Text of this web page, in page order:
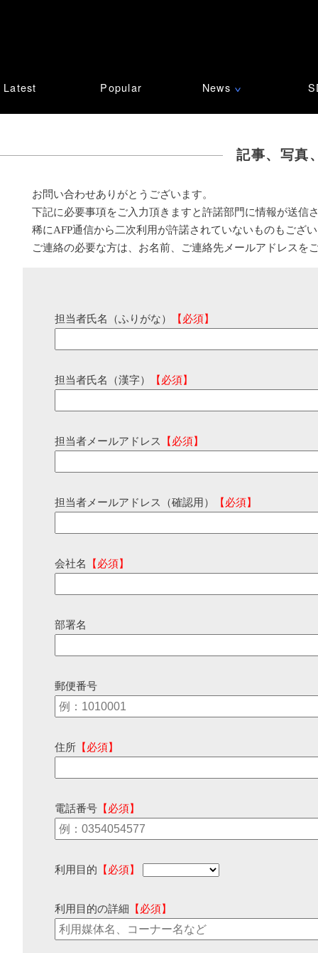
Latest Popular News ∨
記事、写真
お問い合わせありがとうございます。
下記に必要事項をご入力頂きますと許諾部門に情報が送信
稀にAFP通信から二次利用が許諾されていないものもござ
ご連絡の必要な方は、お名前、ご連絡先メールアドレスを
担当者氏名（ふりがな） 【必須】
担当者氏名（漢字） 【必須】
担当者メールアドレス 【必須】
担当者メールアドレス（確認用） 【必須】
会社名 【必須】
部署名
郵便番号
住所 【必須】
電話番号 【必須】
利用目的 【必須】
利用目的の詳細 【必須】